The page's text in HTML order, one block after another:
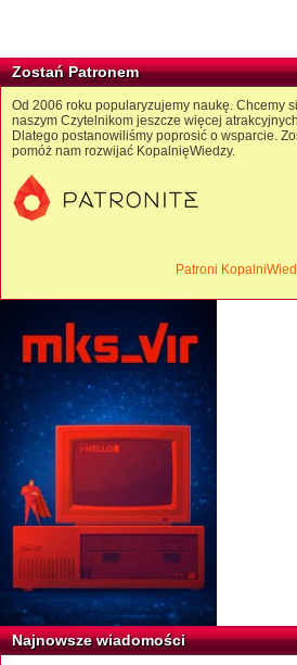
Zostań Patronem
Od 2006 roku popularyzujemy naukę. Chcemy
naszym Czytelnikom jeszcze więcej
Dlatego postanowiliśmy poprosić o wsparcie.
pomóż nam rozwijać KopalnięWiedzy.
Patroni
Najnowsze wiadomości